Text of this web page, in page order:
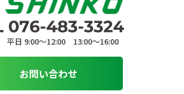
平日 9:00〜12:00 13:00〜16:00
お問い合わせ